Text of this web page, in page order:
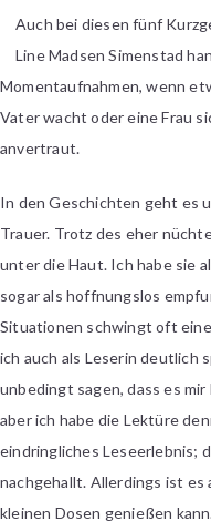
Auch bei diesen fünf
Line Madsen Simenstad
Momentaufnahmen, wenn
Vater wacht oder eine Frau
anvertraut.
In den Geschichten geht es
Trauer. Trotz des eher
unter die Haut. Ich habe sie
sogar als hoffnungslos
Situationen schwingt oft
ich auch als Leserin deutlich
unbedingt sagen, dass es
aber ich habe die Lektüre
eindringliches Leseerlebnis;
nachgehallt. Allerdings ist es
kleinen Dosen genießen